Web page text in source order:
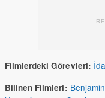
Filmlerdeki Görevleri:
Bilinen Filmleri: